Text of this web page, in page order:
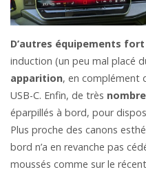
D’autres équipements
induction (un peu mal placé
apparition, en complément
USB-C. Enfin, de très
éparpillés à bord, pour
Plus proche des canons
bord n’a en revanche pas
moussés comme sur le récent